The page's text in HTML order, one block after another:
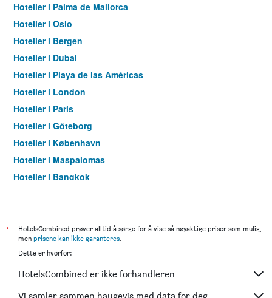
Hoteller i Palma de Mallorca
Hoteller i Oslo
Hoteller i Bergen
Hoteller i Dubai
Hoteller i Playa de las Américas
Hoteller i London
Hoteller i Paris
Hoteller i Göteborg
Hoteller i København
Hoteller i Maspalomas
Hoteller i Bangkok
*
HotelsCombined prøver alltid å sørge for å vise så nøyaktige priser som mulig,
men prisene kan ikke garanteres.
Dette er hvorfor:
HotelsCombined er ikke forhandleren
Vi samler sammen haugevis med data for deg